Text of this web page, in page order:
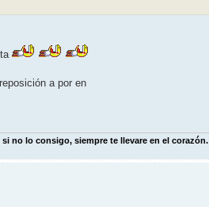
a por en
no lo consigo, siempre te llevare en el corazón.